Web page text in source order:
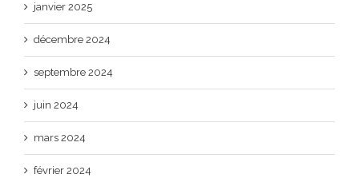
janvier 2025
décembre 2024
septembre 2024
juin 2024
mars 2024
février 2024